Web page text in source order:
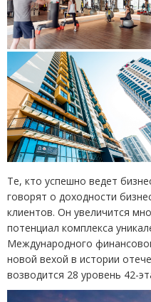
Те, кто успешно ведет
говорят о доходности
клиентов. Он увеличится
потенциал комплекса
Международного
новой вехой в истории
возводится 28 уровень 42-